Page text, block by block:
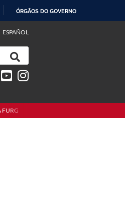
ÓRGÃOS DO GOVERNO
ESPAÑOL
FURG